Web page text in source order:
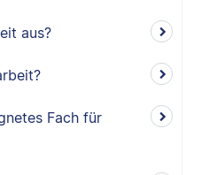
aus?
Fach für